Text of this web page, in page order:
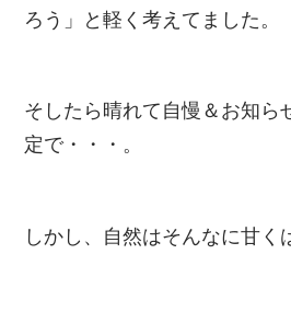
ろう」と軽く考えてました。
そしたら晴れて自慢＆お知ら
定で・・・。
しかし、自然はそんなに甘く